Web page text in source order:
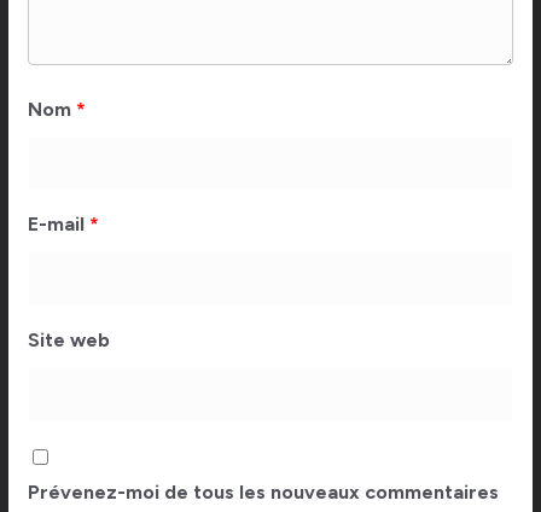
Nom *
E-mail *
Site web
Prévenez-moi de tous les nouveaux commentaires